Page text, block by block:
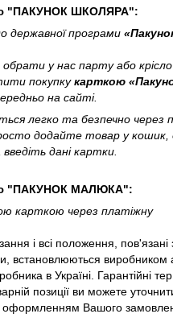
"ПАКУНОК ШКОЛЯРА":
державної програми
у нас парту або крісло
покупкукарткою
на сайті.
легко та безпечно через
додайте товар у кошик,
дані картки.
"ПАКУНОК МАЛЮКА":
карткою через платіжну
і всі положення, пов'язані
встановлюються виробником
в Україні. Гарантійні
позиції ви можете
Вашого